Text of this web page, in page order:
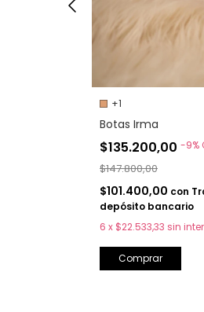
+1
Botas Irma
$135.200,00 -9%
$147.800,00
$101.400,00 con
depósito bancario
6 x $22.533,33 sin
Comprar